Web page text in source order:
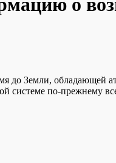
Земли, обладающей
системе по-прежнему